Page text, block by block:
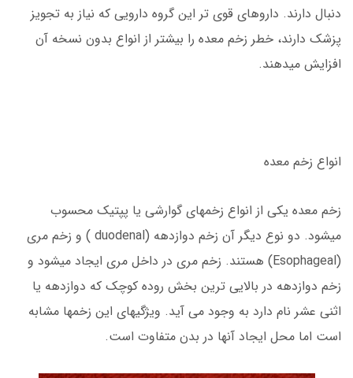
دنبال دارند. داروهای قوی تر این گروه دارویی که نیاز به تجویز
پزشک دارند، خطر زخم معده را بیشتر از انواع بدون نسخه آن
افزایش میدهند.
انواع زخم معده
زخم معده یکی از انواع زخمهای گوارشی یا پپتیک محسوب
میشود. دو نوع دیگر آن زخم دوازدهه (duodenal ) و زخم مری
(Esophageal) هستند. زخم مری در داخل مری ایجاد میشود و
زخم دوازدهه در بالایی ترین بخش روده کوچک که دوازدهه یا
اثنی عشر نام دارد به وجود می آید. ویژگیهای این زخمها مشابه
است اما محل ایجاد آنها در بدن متفاوت است.